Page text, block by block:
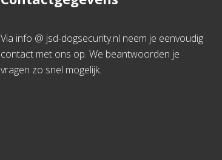
Via info @ jsd-dogsecurity.nl neem je eenvoudig
contact met ons op. We beantwoorden je
vragen zo snel mogelijk.